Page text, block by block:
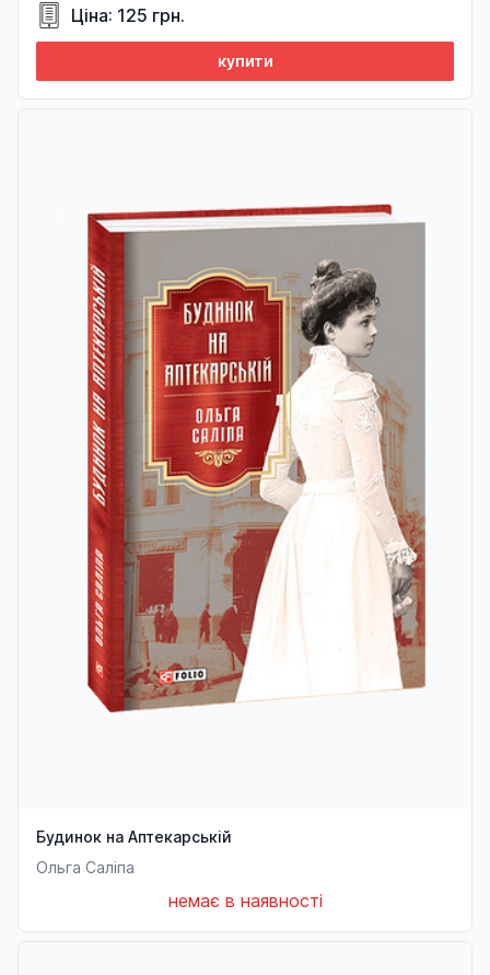
Ціна: 125 грн.
купити
Будинок на Аптекарській
Ольга Саліпа
немає в наявності